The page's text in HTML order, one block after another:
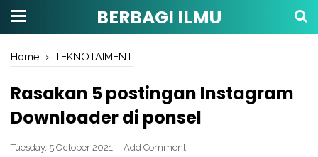
BERBAGI ILMU
Home › TEKNOTAIMENT
Rasakan 5 postingan Instagram
Downloader di ponsel
Tuesday, 5 October 2021 Add Comment